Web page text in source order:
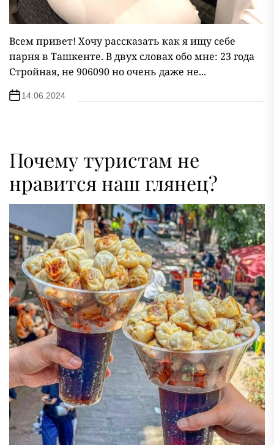
Всем привет! Хочу рассказать как я ищу себе
парня в Ташкенте. В двух словах обо мне: 23 года
Стройная, не 906090 но очень даже не...
14.06.2024
Почему туристам не
нравится наш глянец?